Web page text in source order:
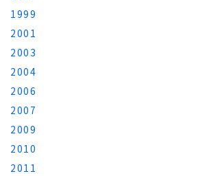
1999
2001
2003
2004
2006
2007
2009
2010
2011